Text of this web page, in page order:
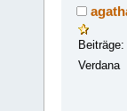
Beiträge:
Verdana